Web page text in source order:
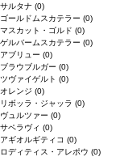
サルタナ (0)
ゴールドムスカテラー (0)
マスカット・ゴルド (0)
ゲルバームスカテラー (0)
アブリュー (0)
ブラウブルガー (0)
ツヴァイゲルト (0)
オレンジ (0)
リボッラ・ジャッラ (0)
ヴュルツァー (0)
サペラヴィ (0)
アギオルギティコ (0)
ロディティス・アレポウ (0)